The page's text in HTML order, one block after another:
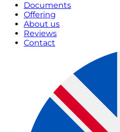
Documents
Offering
About us
Reviews
Contact